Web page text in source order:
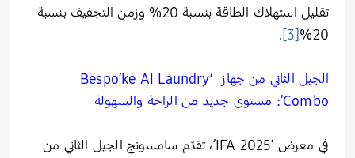
تقليل استهلاك الطاقة بنسبة 20% وزمن التجفيف بنسبة
20%
[3]
.
الجيل الثاني من جهاز ‘Bespo’ke AI Laundry
Combo’: مستوى جديد من الراحة والسهولة
في معرض ‘IFA 2025’، تقدّم سامسونج الجيل الثاني من